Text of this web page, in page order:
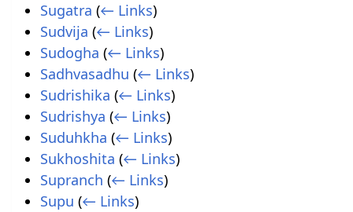
Sugatra (← Links)
Sudvija (← Links)
Sudogha (← Links)
Sadhvasadhu (← Links)
Sudrishika (← Links)
Sudrishya (← Links)
Suduhkha (← Links)
Sukhoshita (← Links)
Supranch (← Links)
Supu (← Links)